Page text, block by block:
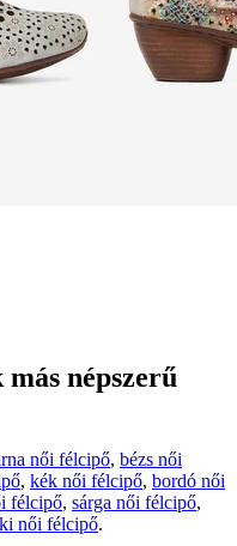
népszerű
női félcipő, bézs női
, kék női félcipő, bordó női
félcipő, sárga női félcipő,
női félcipő.